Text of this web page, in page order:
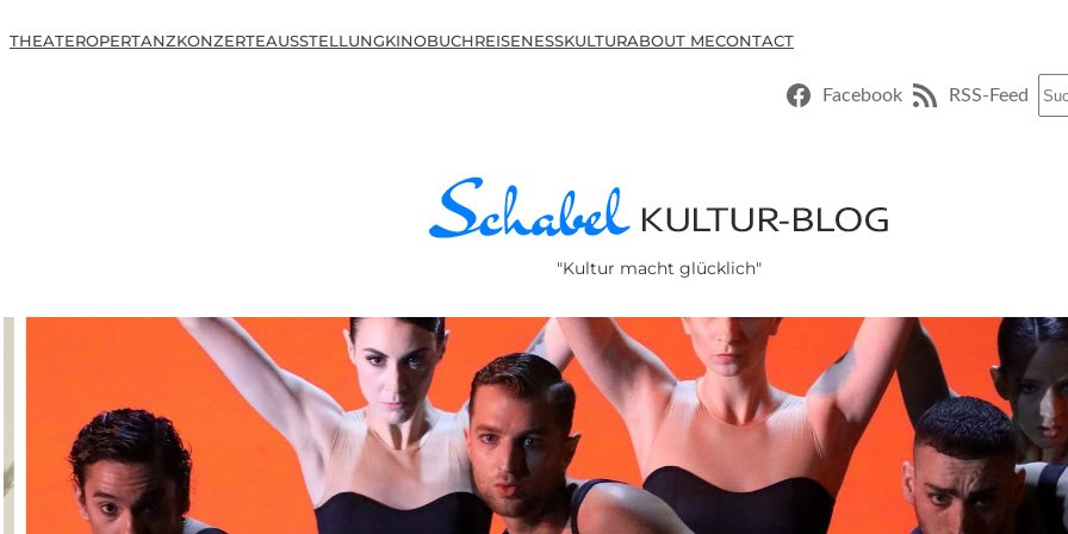
THEATEROPERTANZKONZERTEAUSSTELLUNGKINOBUCHREISENESSKULTURABOUT MECONTACT
Facebook RSS-Feed
"Kultur macht glücklich"